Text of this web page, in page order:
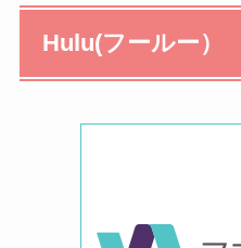
Hulu(フールー）